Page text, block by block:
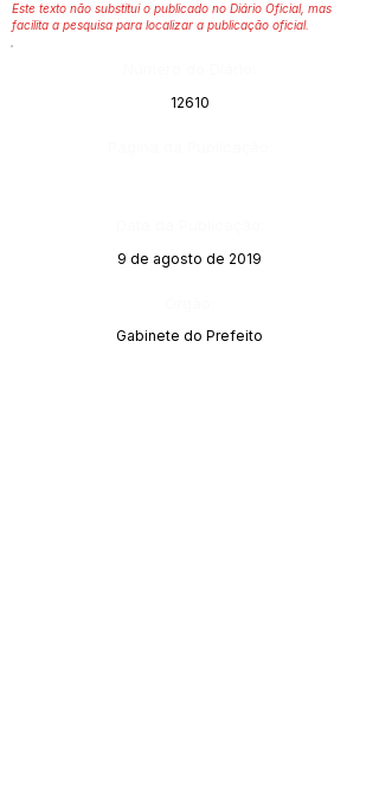
Este texto não substitui o publicado no Diário Oficial, mas
facilita a pesquisa para localizar a publicação oficial.
12610
9 de agosto de 2019
Gabinete do Prefeito